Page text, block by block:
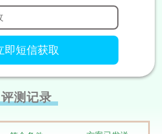
评测记录
符合条件 方案已发送
符合条件
符合条件
符合条件